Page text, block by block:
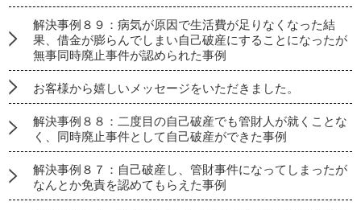
解決事例８９：病気が原因で生活費が足りなくなった結
果、借金が膨らんでしまい自己破産にすることになったが
無事同時廃止事件が認められた事例
お客様から嬉しいメッセージをいただきました。
解決事例８８：二度目の自己破産でも管財人が就くことな
く、同時廃止事件として自己破産ができた事例
解決事例８７：自己破産し、管財事件になってしまったが
なんとか免責を認めてもらえた事例